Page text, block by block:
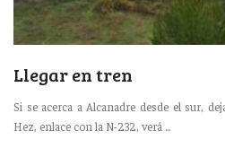
Llegar en tren
Si se acerca a Alcanadre desde el sur,
Hez, enlace con la N-232, verá ...